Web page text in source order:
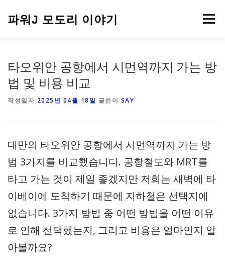
파워J 모도리 이야기 메뉴
타오위안 공항에서 시먼역까지 가는 방
법 및 비용 비교
작성일자 2025년 04월 18일 글쓴이 SAY
대만의 타오위안 공항에서 시먼역까지 가는 방
법 3가지를 비교했습니다. 공항철도와 MRT를
타고 가는 것이 제일 좋겠지만 저희는 새벽에 타
이베이에 도착하기 때문에 지하철은 선택지에
없습니다. 3가지 방법 중 어떤 방법을 어떤 이유
로 인해 선택했는지, 그리고 비용은 얼마인지 알
아볼까요?